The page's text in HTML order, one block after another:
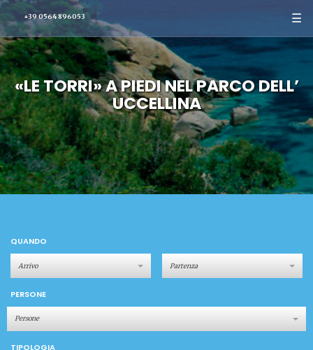
+39 0564 896053 ☰
«LE TORRI» A PIEDI NEL PARCO DELL’
UCCELLINA
QUANDO
PERSONE
Persone
TIPOLOGIA